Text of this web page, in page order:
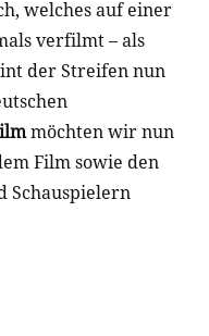
welches auf einer
verfilmt – als
der Streifen nun
möchten wir nun
Film sowie den
Schauspielern